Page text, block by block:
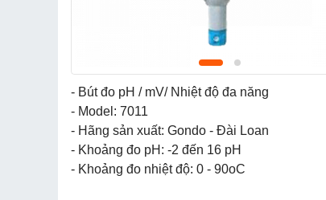
- Bút đo pH / mV/ Nhiệt độ đa năng
- Model: 7011
- Hãng sản xuất: Gondo - Đài Loan
- Khoảng đo pH: -2 đến 16 pH
- Khoảng đo nhiệt độ: 0 - 90oC